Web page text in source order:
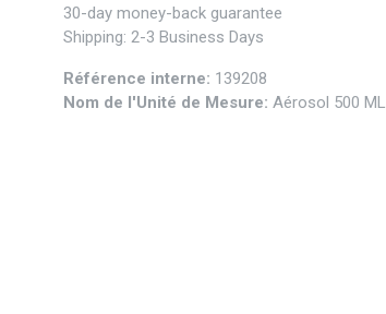
30-day money-back guarantee
Shipping: 2-3 Business Days
Référence interne: 139208
Nom de l'Unité de Mesure: Aérosol 500 ML